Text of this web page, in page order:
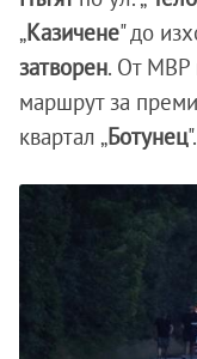
„Казичене" до
затворен. От МВР
маршрут за
квартал „Ботунец".